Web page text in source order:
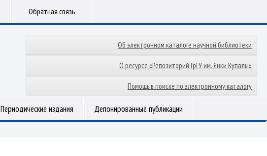
Обратная связь
Об электронном каталоге научной библиотеки
О ресурсе «Репозиторий ГрГУ им. Янки Купалы»
Помощь в поиске по электронному каталогу
Периодические издания Депонированные публикации